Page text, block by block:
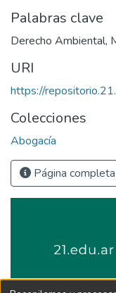
Palabras clave
Derecho Ambiental,
URI
https://
Colecciones
Abogacía
Página